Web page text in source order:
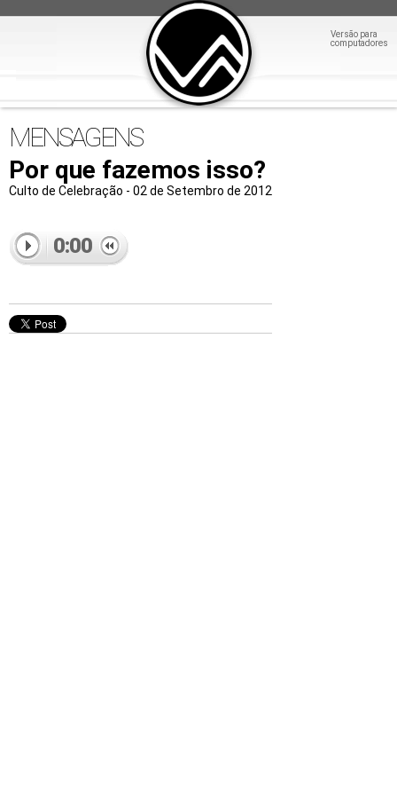
Versão para
computadores
MENSAGENS
Por que fazemos isso?
Culto de Celebração - 02 de Setembro de 2012
0:00